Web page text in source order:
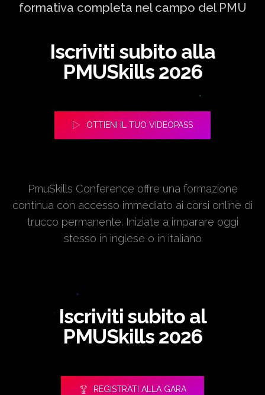
formativa completa nel campo del PMU
Iscriviti subito alla
PMUSkills 2026
OTTIENI IL TUO VIDEOPASS
PmuSkills Conference offre una formazione
continua con accesso immediato ai corsi online di
trucco permanente. Iniziate a imparare oggi
stesso in inglese o in italiano
Iscriviti subito al
PMUSkills 2026
REGISTRATI ALLA GARA